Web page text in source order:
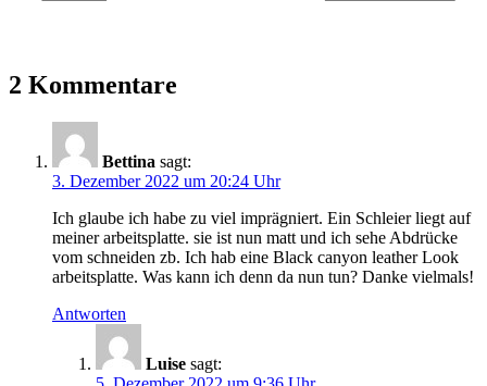
2 Kommentare
Bettina sagt:
3. Dezember 2022 um 20:24 Uhr
Ich glaube ich habe zu viel imprägniert. Ein Schleier liegt auf
meiner arbeitsplatte. sie ist nun matt und ich sehe Abdrücke
vom schneiden zb. Ich hab eine Black canyon leather Look
arbeitsplatte. Was kann ich denn da nun tun? Danke vielmals!
Antworten
Luise sagt: